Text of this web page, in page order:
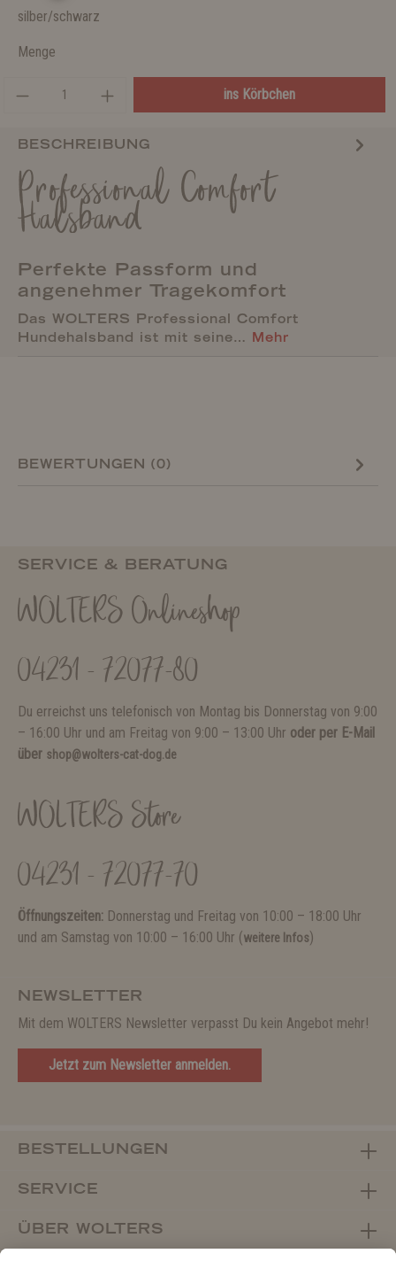
silber/schwarz
Menge
ins Körbchen
BESCHREIBUNG
Professional Comfort
Halsband
Perfekte Passform und
angenehmer Tragekomfort
Das WOLTERS Professional Comfort
Hundehalsband ist mit seine… Mehr
BEWERTUNGEN (0)
SERVICE & BERATUNG
WOLTERS Onlineshop
04231 - 72077-80
Du erreichst uns telefonisch von Montag bis Donnerstag von 9:00
– 16:00 Uhr und am Freitag von 9:00 – 13:00 Uhr oder per E-Mail
über shop@wolters-cat-dog.de
WOLTERS Store
04231 - 72077-70
Öffnungszeiten: Donnerstag und Freitag von 10:00 – 18:00 Uhr
und am Samstag von 10:00 – 16:00 Uhr (weitere Infos)
NEWSLETTER
Mit dem WOLTERS Newsletter verpasst Du kein Angebot mehr!
Jetzt zum Newsletter anmelden.
BESTELLUNGEN
SERVICE
ÜBER WOLTERS